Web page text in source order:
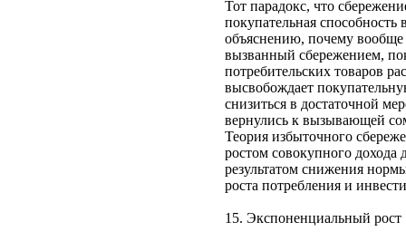
Тот парадокс, что
покупательная
объяснению, почему вообще
вызванный сбережением,
потребительских товаров
высвобождает
снизиться в достаточной
вернулись к вызывающей
Теория избыточного
ростом совокупного дохода
результатом снижения
роста потребления и
15. Экспоненциальный рост